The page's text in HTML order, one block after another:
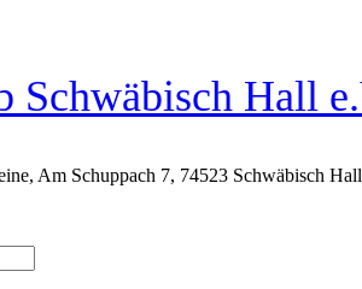
Schwäbisch Hall
Am Schuppach 7, 74523 Schwäbisch Hall